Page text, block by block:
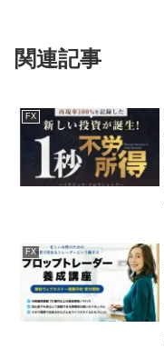
関連記事
FX
FX